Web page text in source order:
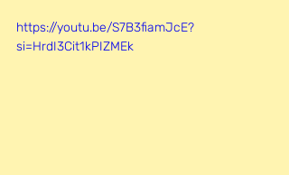
https://youtu.be/S7B3fiamJcE?
si=HrdI3Cit1kPIZMEk